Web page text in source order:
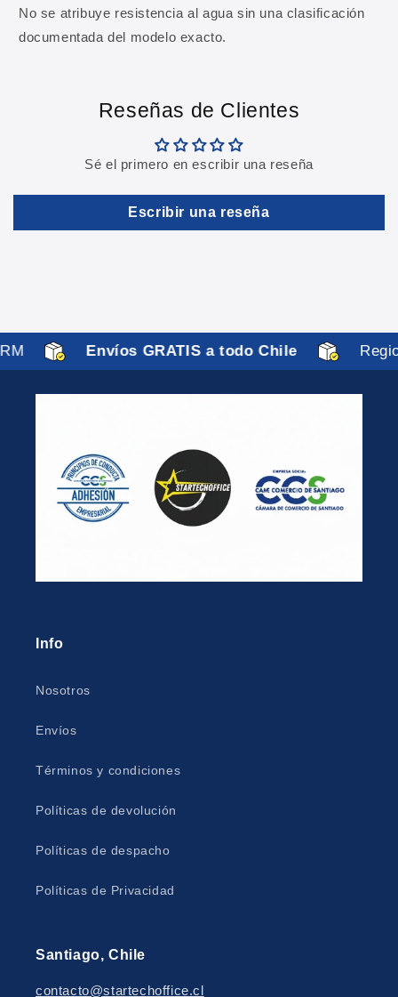
No se atribuye resistencia al agua sin una clasificación
documentada del modelo exacto.
Reseñas de Clientes
Sé el primero en escribir una reseña
Escribir una reseña
Envíos GRATIS a todo Chile
Info
Nosotros
Envíos
Términos y condiciones
Políticas de devolución
Políticas de despacho
Políticas de Privacidad
Santiago, Chile
contacto@startechoffice.cl